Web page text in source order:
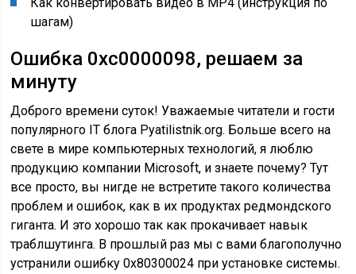
Как конвертировать видео в MP4 (инструкция по
шагам)
Ошибка 0xc0000098, решаем за
минуту
Доброго времени суток! Уважаемые читатели и гости
популярного IT блога Pyatilistnik.org. Больше всего на
свете в мире компьютерных технологий, я люблю
продукцию компании Microsoft, и знаете почему? Тут
все просто, вы нигде не встретите такого количества
проблем и ошибок, как в их продуктах редмондского
гиганта. И это хорошо так как прокачивает навык
траблшутинга. В прошлый раз мы с вами благополучно
устранили ошибку 0x80300024 при установке системы.